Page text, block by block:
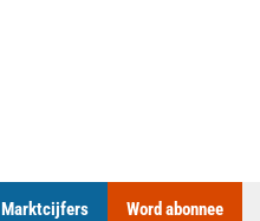
Marktcijfers Word abonnee